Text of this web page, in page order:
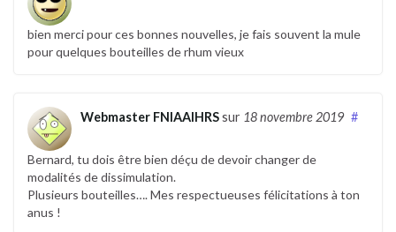
bien merci pour ces bonnes nouvelles, je fais souvent la mule
pour quelques bouteilles de rhum vieux
Webmaster FNIAAIHRSsur 18 novembre 2019 #
Bernard, tu dois être bien déçu de devoir changer de
modalités de dissimulation.
Plusieurs bouteilles…. Mes respectueuses félicitations à ton
anus !